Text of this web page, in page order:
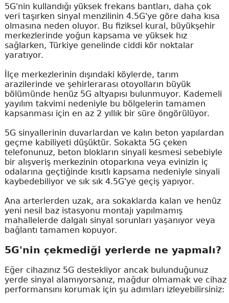
5G'nin kullandığı yüksek frekans bantları, daha çok
veri taşırken sinyal menzilinin 4.5G'ye göre daha kısa
olmasına neden oluyor. Bu fiziksel kural, büyükşehir
merkezlerinde yoğun kapsama ve yüksek hız
sağlarken, Türkiye genelinde ciddi kör noktalar
yaratıyor.
İlçe merkezlerinin dışındaki köylerde, tarım
arazilerinde ve şehirlerarası otoyolların büyük
bölümünde henüz 5G altyapısı bulunmuyor. Kademeli
yayılım takvimi nedeniyle bu bölgelerin tamamen
kapsanması için en az 2 yıllık bir süre öngörülüyor.
5G sinyallerinin duvarlardan ve kalın beton yapılardan
geçme kabiliyeti düşüktür. Sokakta 5G çeken
telefonunuz, beton blokların sinyali kesmesi sebebiyle
bir alışveriş merkezinin otoparkına veya evinizin iç
odalarına geçtiğinde kısıtlı kapsama nedeniyle sinyali
kaybedebiliyor ve sık sık 4.5G'ye geçiş yapıyor.
Ana arterlerden uzak, ara sokaklarda kalan ve henüz
yeni nesil baz istasyonu montajı yapılmamış
mahallelerde dalgalı sinyal sorunları yaşanıyor veya
bağlantı tamamen kopuyor.
5G'nin çekmediği yerlerde ne yapmalı?
Eğer cihazınız 5G destekliyor ancak bulunduğunuz
yerde sinyal alamıyorsanız, mağdur olmamak ve cihaz
performansını korumak için şu adımları izleyebilirsiniz: